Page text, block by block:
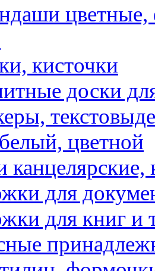
цветные,
кисточки
доски
цветной
для
для книг и